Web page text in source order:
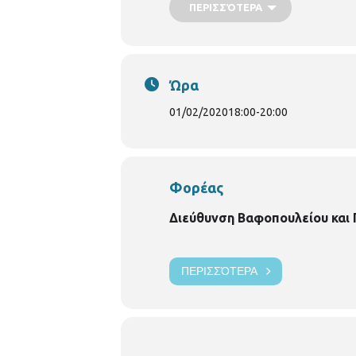
Συνεργάτης στο διαδραστικό
ΠΕΡΙΣΣΌΤΕΡΑ
Ώρα
01/02/202018:00-20:00
Φορέας
Διεύθυνση Βαφοπουλείου
ΠΕΡΙΣΣΌΤΕΡΑ